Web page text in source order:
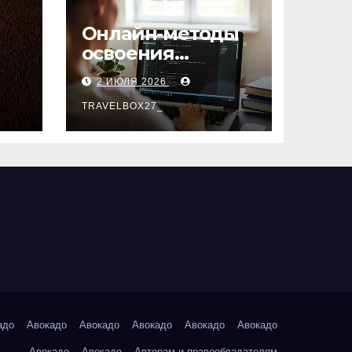
Онлайн-методы
освоения
актуальных
профессий
2 ИЮЛЯ 2026
TRAVELBOX27_
Авокадо Авокадо Авокадо Авокадо Авокадо